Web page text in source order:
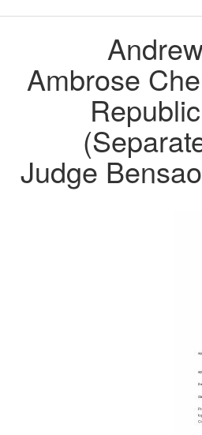
004 2015 –
Ambrose
Judge